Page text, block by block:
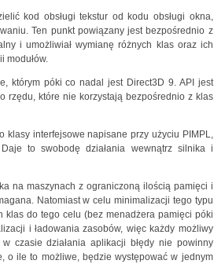
kod obsługi tekstur od kodu obsługi okna,
Ten punkt powiązany jest bezpośrednio z
i umożliwiał wymianę różnych klas oraz ich
modułów.
którym póki co nadal jest Direct3D 9. API jest
rzędu, które nie korzystają bezpośrednio z klas
interfejsowe napisane przy użyciu PIMPL,
to swobodę działania wewnątrz silnika i
na maszynach z ograniczoną ilością pamięci i
Natomiast w celu minimalizacji tego typu
klas do tego celu (bez menadżera pamięci póki
i ładowania zasobów, więc każdy możliwy
czasie działania aplikacji błędy nie powinny
o ile to możliwe, będzie występować w jednym